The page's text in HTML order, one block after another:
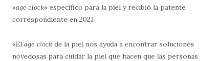
«age clock» específico para la piel y recibió la patente
correspondiente en 2021.
«El age clock de la piel nos ayuda a encontrar soluciones
novedosas para cuidar la piel que hacen que las personas